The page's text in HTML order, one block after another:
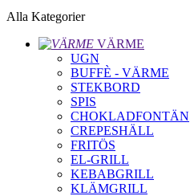
Alla Kategorier
VÄRME
UGN
BUFFÈ - VÄRME
STEKBORD
SPIS
CHOKLADFONTÄN
CREPESHÄLL
FRITÖS
EL-GRILL
KEBABGRILL
KLÄMGRILL